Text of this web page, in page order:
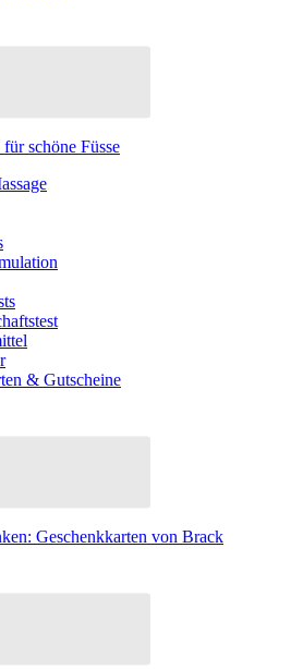
schöne Füsse
& Gutscheine
Geschenkkarten von Brack